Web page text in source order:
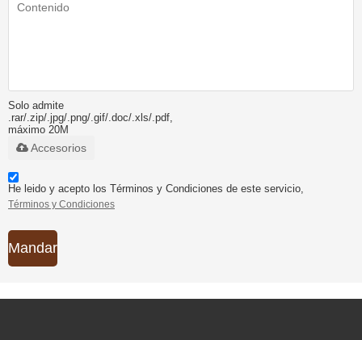
Solo admite
.rar/.zip/.jpg/.png/.gif/.doc/.xls/.pdf,
máximo 20M
Accesorios
He leido y acepto los Términos y Condiciones de este servicio,
Términos y Condiciones
Mandar